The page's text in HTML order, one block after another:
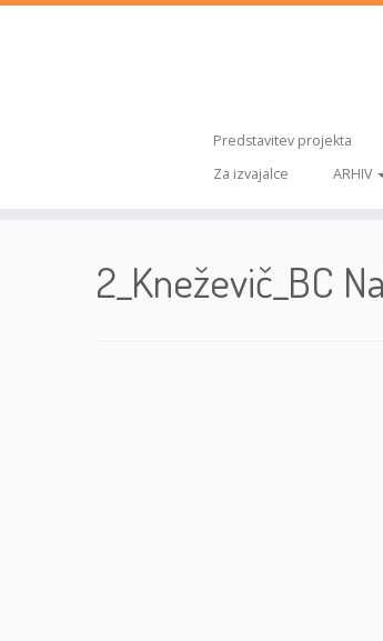
Predstavitev projekta
Za izvajalce
ARHIV
2_Kneževič_BC